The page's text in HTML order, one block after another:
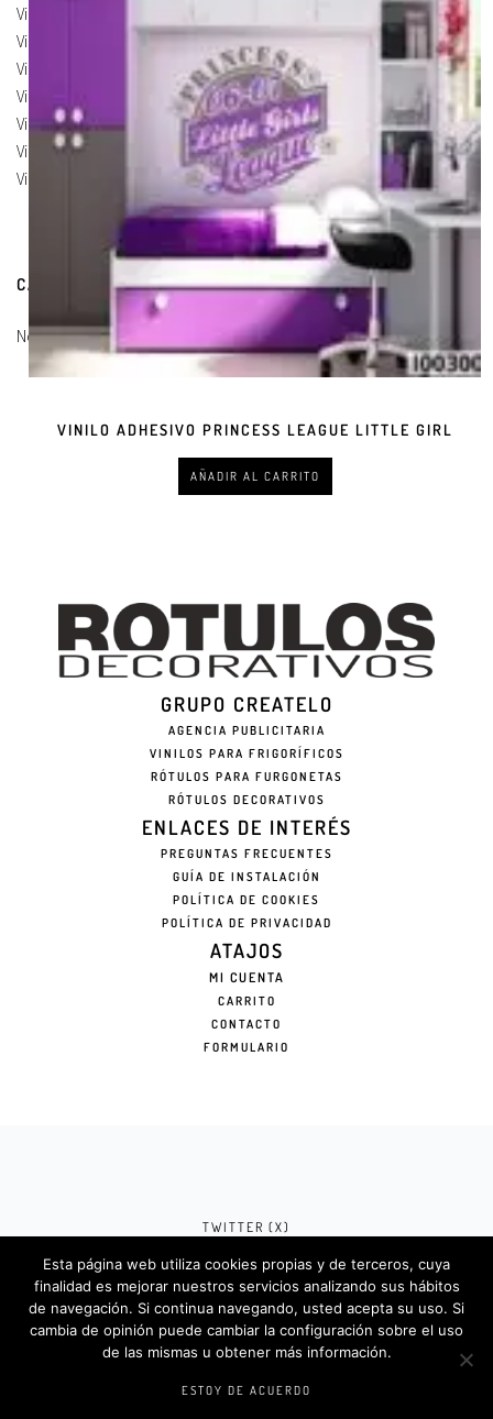
VINILO ADHESIVO PRINCESS LEAGUE LITTLE GIRL
AÑADIR AL CARRITO
Vinilos Para Armarios
Vinilos Para Coches(21)
Vinilos Para Frigorificos
(11)
Vinilos Para Paredes
Vinilos Para Puertas
Vinilos Para Suelos
Vinilos Para Vidrios
CARRITO DE COMPRAS
No hay productos en el carrito.
GRUPO CREATELO
AGENCIA PUBLICITARIA
VINILOS PARA FRIGORÍFICOS
RÓTULOS PARA FURGONETAS
RÓTULOS DECORATIVOS
ENLACES DE INTERÉS
PREGUNTAS FRECUENTES
GUÍA DE INSTALACIÓN
POLÍTICA DE COOKIES
POLÍTICA DE PRIVACIDAD
ATAJOS
MI CUENTA
CARRITO
CONTACTO
FORMULARIO
TWITTER (X)
FACEBOOK (META)
INSTAGRAM
Rotulosdecorativos.com © 2024. Diseño &
Codigos porCreatelo.com.es
Esta página web utiliza cookies propias y de terceros, cuya
finalidad es mejorar nuestros servicios analizando sus hábitos
de navegación. Si continua navegando, usted acepta su uso. Si
cambia de opinión puede cambiar la configuración sobre el uso
de las mismas u obtener más información.
ESTOY DE ACUERDO